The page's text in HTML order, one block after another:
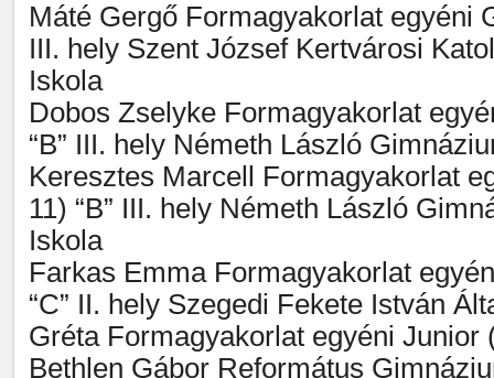
Máté Gergő Formagyakorlat egyéni
III. hely Szent József Kertvárosi
Iskola
Dobos Zselyke Formagyakorlat
“B” III. hely Németh László
Keresztes Marcell Formagyakorlat
11) “B” III. hely Németh László
Iskola
Farkas Emma Formagyakorlat
“C” II. hely Szegedi Fekete István
Gréta Formagyakorlat egyéni Junior
Bethlen Gábor Református